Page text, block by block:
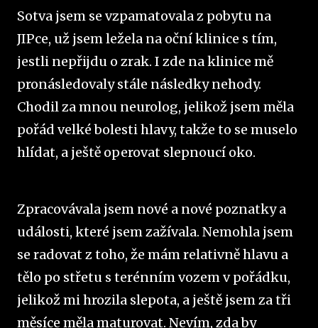
Sotva jsem se vzpamatovala z pobytu na
JIPce, už jsem ležela na oční klinice s tím,
jestli nepřijdu o zrak. I zde na klinice mě
pronásledovaly stále následky nehody.
Chodil za mnou neurolog, jelikož jsem měla
pořád velké bolesti hlavy, takže to se muselo
hlídat, a ještě operovat slepnoucí oko.
Zpracovávala jsem nové a nové poznatky a
události, které jsem zažívala. Nemohla jsem
se radovat z toho, že mám relativně hlavu a
tělo po střetu s terénním vozem v pořádku,
jelikož mi hrozila slepota, a ještě jsem za tři
měsíce měla maturovat. Nevím, zda by